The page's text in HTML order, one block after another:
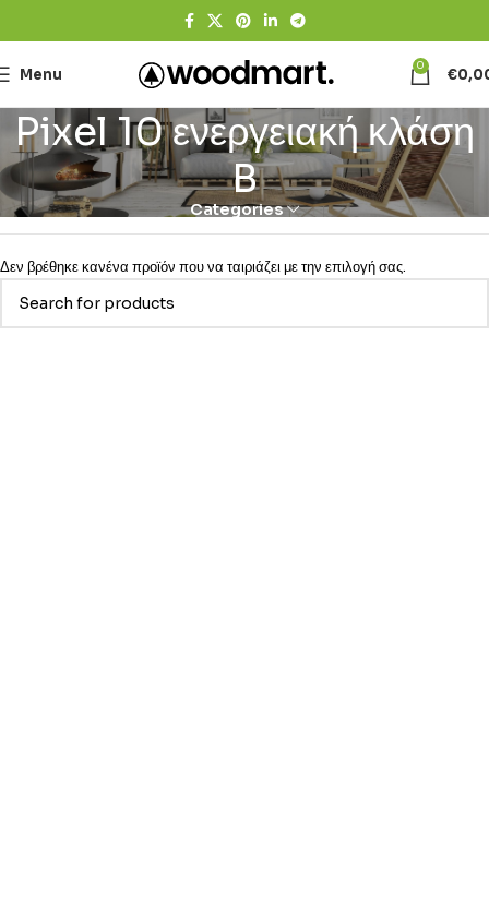
Menu 0 €
Pixel 10 ενεργειακή κλάση
B
Categories
Δεν βρέθηκε κανένα προϊόν που να ταιριάζει με την επιλογή σας.